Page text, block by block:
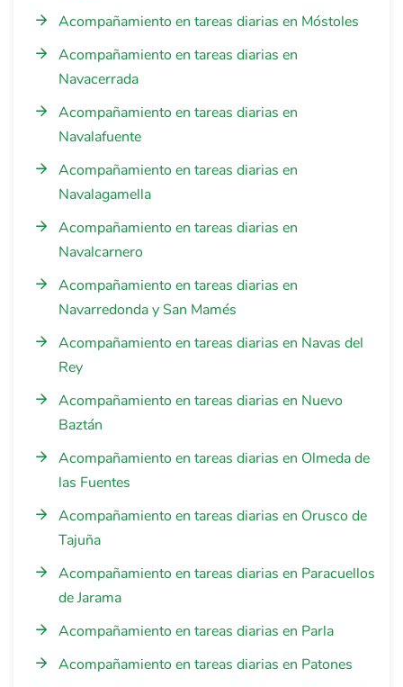
Acompañamiento en tareas diarias en Móstoles
Acompañamiento en tareas diarias en
Navacerrada
Acompañamiento en tareas diarias en
Navalafuente
Acompañamiento en tareas diarias en
Navalagamella
Acompañamiento en tareas diarias en
Navalcarnero
Acompañamiento en tareas diarias en
Navarredonda y San Mamés
Acompañamiento en tareas diarias en Navas del
Rey
Acompañamiento en tareas diarias en Nuevo
Baztán
Acompañamiento en tareas diarias en Olmeda de
las Fuentes
Acompañamiento en tareas diarias en Orusco de
Tajuña
Acompañamiento en tareas diarias en Paracuellos
de Jarama
Acompañamiento en tareas diarias en Parla
Acompañamiento en tareas diarias en Patones